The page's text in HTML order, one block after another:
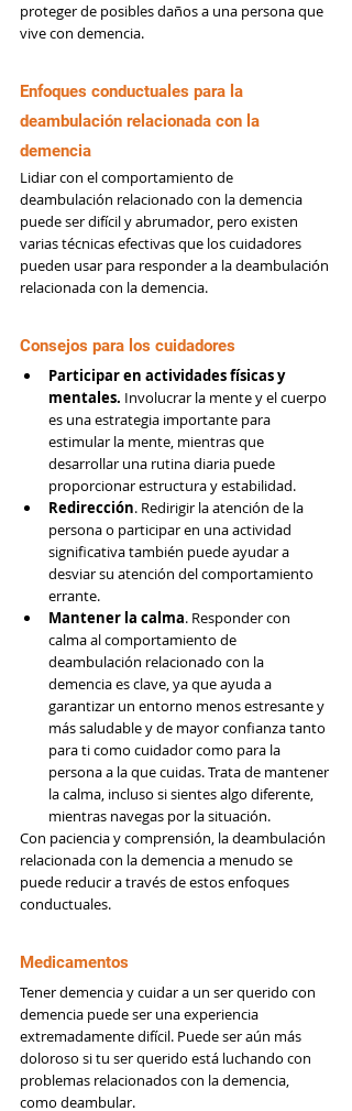
proteger de posibles daños a una persona que
vive con demencia.
Enfoques conductuales para la
deambulación relacionada con la
demencia
Lidiar con el comportamiento de
deambulación relacionado con la demencia
puede ser difícil y abrumador, pero existen
varias técnicas efectivas que los cuidadores
pueden usar para responder a la deambulación
relacionada con la demencia.
Consejos para los cuidadores
Participar en actividades físicas y
mentales. Involucrar la mente y el cuerpo
es una estrategia importante para
estimular la mente, mientras que
desarrollar una rutina diaria puede
proporcionar estructura y estabilidad.
Redirección. Redirigir la atención de la
persona o participar en una actividad
significativa también puede ayudar a
desviar su atención del comportamiento
errante.
Mantener la calma. Responder con
calma al comportamiento de
deambulación relacionado con la
demencia es clave, ya que ayuda a
garantizar un entorno menos estresante y
más saludable y de mayor confianza tanto
para ti como cuidador como para la
persona a la que cuidas. Trata de mantener
la calma, incluso si sientes algo diferente,
mientras navegas por la situación.
Con paciencia y comprensión, la deambulación
relacionada con la demencia a menudo se
puede reducir a través de estos enfoques
conductuales.
Medicamentos
Tener demencia y cuidar a un ser querido con
demencia puede ser una experiencia
extremadamente difícil. Puede ser aún más
doloroso si tu ser querido está luchando con
problemas relacionados con la demencia,
como deambular.